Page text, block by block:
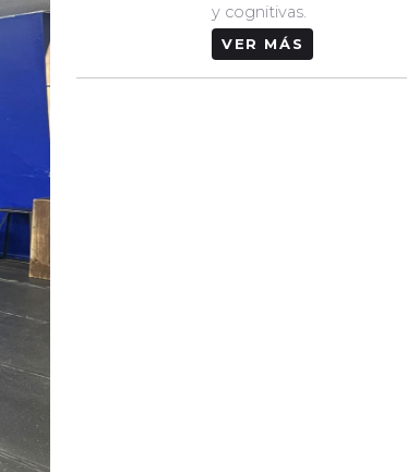
y cognitivas.
VER MÁS